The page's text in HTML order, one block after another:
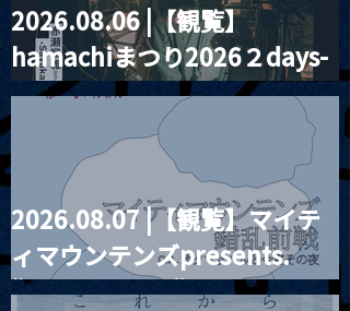
2024.09.03 |【観覧】月
見ル20周年記念『JUST
RIGHT!! vol.17』 川本真
琴×寺尾紗穂<THANK
YOU!! SOLD OUT!!>
2026.08.06 |【観覧】
hamachiまつり2026２days-
月見ル君想フ編②
2026.08.07 |【観覧】マイテ
ィマウンテンズpresents.
“HALL-IN-ONE”